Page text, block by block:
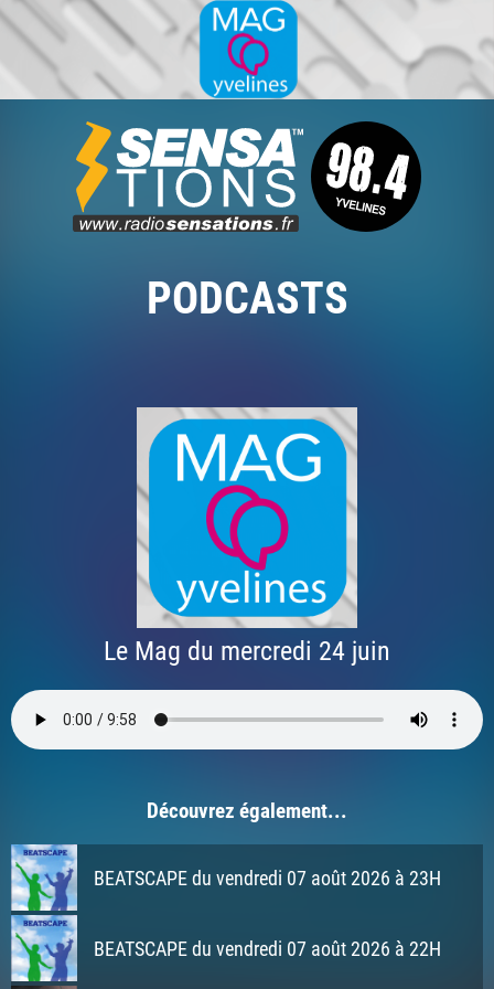
PODCASTS
Le Mag du mercredi 24 juin
Découvrez également...
BEATSCAPE du vendredi 07 août 2026 à 23H
BEATSCAPE du vendredi 07 août 2026 à 22H